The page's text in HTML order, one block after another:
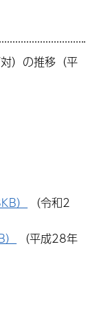
）の推移（平
）
（令和2
（平成28年